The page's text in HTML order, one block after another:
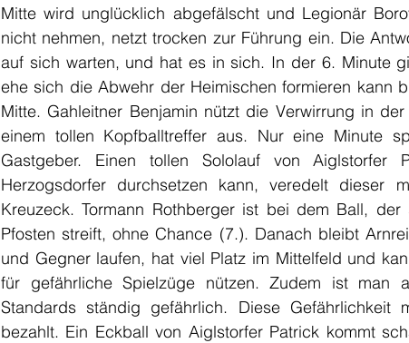
Mitte wird unglücklich abgefälscht und Legionär
nicht nehmen, netzt trocken zur Führung ein. Die
auf sich warten, und hat es in sich. In der 6. Minute
ehe sich die Abwehr der Heimischen formieren kann
Mitte. Gahleitner Benjamin nützt die Verwirrung in
einem tollen Kopfballtreffer aus. Nur eine Minute
Gastgeber. Einen tollen Sololauf von Aiglstorfer
Herzogsdorfer durchsetzen kann, veredelt dieser
Kreuzeck. Tormann Rothberger ist bei dem Ball,
Pfosten streift, ohne Chance (7.). Danach bleibt
und Gegner laufen, hat viel Platz im Mittelfeld und
für gefährliche Spielzüge nützen. Zudem ist man
Standards ständig gefährlich. Diese
bezahlt. Ein Eckball von Aiglstorfer Patrick kommt